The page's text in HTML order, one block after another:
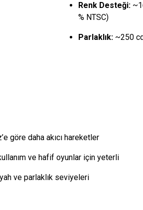
Renk Desteği:
% NTSC)
Parlaklık:~250
göre daha akıcı hareketler
ve hafif oyunlar için yeterli
ve parlaklık seviyeleri